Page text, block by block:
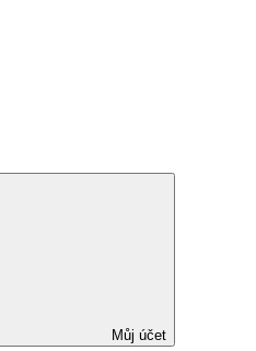
Můj účet